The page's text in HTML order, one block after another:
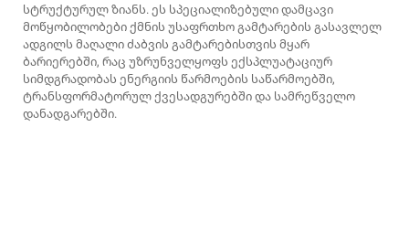
სტრუქტურულ ზიანს. ეს სპეციალიზებული დამცავი
მოწყობილობები ქმნის უსაფრთხო გამტარების გასავლელ
ადგილს მაღალი ძაბვის გამტარებისთვის მყარ
ბარიერებში, რაც უზრუნველყოფს ექსპლუატაციურ
სიმდგრადობას ენერგიის წარმოების საწარმოებში,
ტრანსფორმატორულ ქვესადგურებში და სამრეწველო
დანადგარებში.